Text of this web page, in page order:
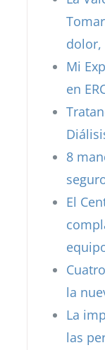
dolor,
Mi
en
8
El
la
La
las